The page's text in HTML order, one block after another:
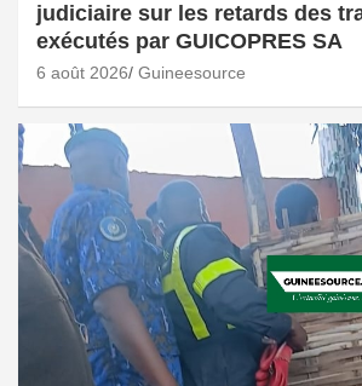
judiciaire sur les retards des
exécutés par GUICOPRES SA
6 août 2026 Guineesource